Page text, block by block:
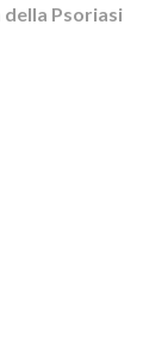
della Psoriasi